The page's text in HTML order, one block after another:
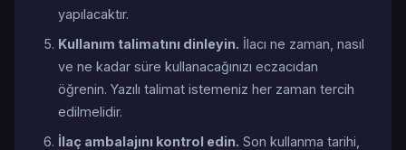
yapılacaktır.
Kullanım talimatını dinleyin. İlacı ne zaman, nasıl
ve ne kadar süre kullanacağınızı eczacıdan
öğrenin. Yazılı talimat istemeniz her zaman tercih
edilmelidir.
İlaç ambalajını kontrol edin. Son kullanma tarihi,